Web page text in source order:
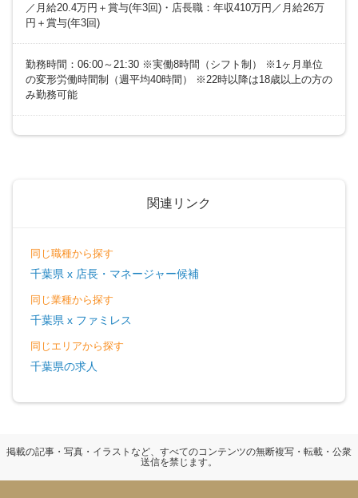
／月給20.4万円＋賞与(年3回)・店長職：年収410万円／月給26万
円＋賞与(年3回)
勤務時間：06:00～21:30 ※実働8時間（シフト制） ※1ヶ月単位
の変形労働時間制（週平均40時間） ※22時以降は18歳以上の方の
み勤務可能
関連リンク
同じ職種から探す
千葉県 x 店長・マネージャー候補
同じ業種から探す
千葉県 x ファミレス
同じエリアから探す
千葉県の求人
掲載の記事・写真・イラストなど、すべてのコンテンツの無断複写・転載・公衆
送信を禁じます。